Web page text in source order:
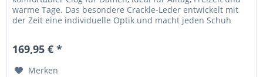
warme Tage. Das besondere Crackle-Leder entwickelt mit
der Zeit eine individuelle Optik und macht jeden Schuh
169,95 € *
Merken